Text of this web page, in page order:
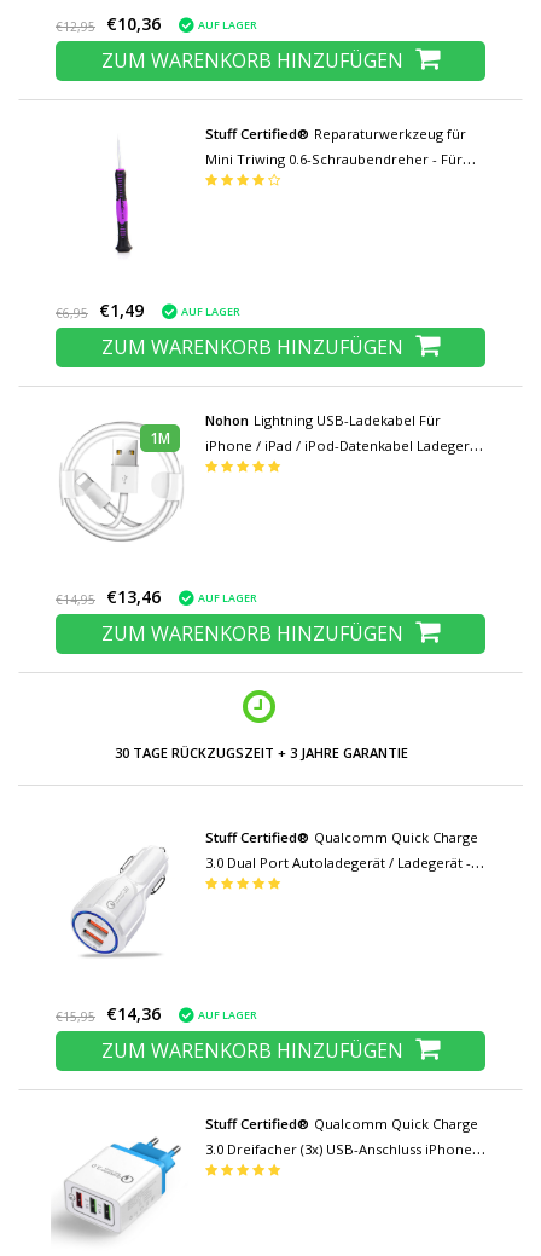
€12,95 €10,36 AUF LAGER
ZUM WARENKORB HINZUFÜGEN
Stuff Certified® Reparaturwerkzeug für
Mini Triwing 0.6-Schraubendreher - Für
Apple iPhone 7/8 / X / XS / XR / 11 / Plus /
€6,95 €1,49 AUF LAGER
ZUM WARENKORB HINZUFÜGEN
1M
Nohon Lightning USB-Ladekabel Für
iPhone / iPad / iPod-Datenkabel Ladegerät
1 Meter
€14,95 €13,46 AUF LAGER
ZUM WARENKORB HINZUFÜGEN
30 TAGE RÜCKZUGSZEIT + 3 JAHRE GARANTIE
Stuff Certified® Qualcomm Quick Charge
3.0 Dual Port Autoladegerät / Ladegerät -
Weiß
€15,95 €14,36 AUF LAGER
ZUM WARENKORB HINZUFÜGEN
Stuff Certified® Qualcomm Quick Charge
3.0 Dreifacher (3x) USB-Anschluss iPhone /
Android-Ladegerät Wallcharger Blau